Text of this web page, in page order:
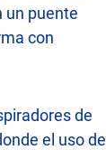
un puente
con
de
el uso de